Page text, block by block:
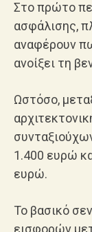
Στο πρώτο
ασφάλισης,
αναφέρουν
ανοίξει τη
Ωστόσο,
1.400 ευρώ
ευρώ.
Το βασικό
εισφορών